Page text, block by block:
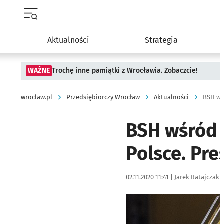
Aktualności Strategia
WAŻNE Trochę inne pamiątki z Wrocławia. Zobaczcie!
wroclaw.pl Przedsiębiorczy Wrocław Aktualności BSH
BSH
Polsce.
Data publikacji:
02.11.2020 11:41 | Autor:
Jarek Ratajczak